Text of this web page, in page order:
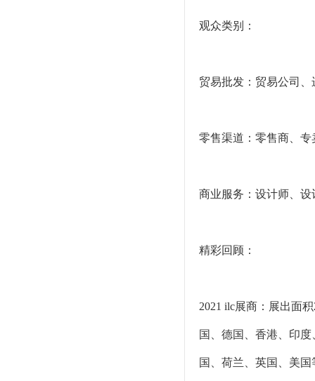
观众类别：
贸易批发：贸易公司
零售渠道：零售商、
商业服务：设计师、
精彩回顾：
2021 ilc展商：展出面
国、德国、香港、印
国、荷兰、英国、美